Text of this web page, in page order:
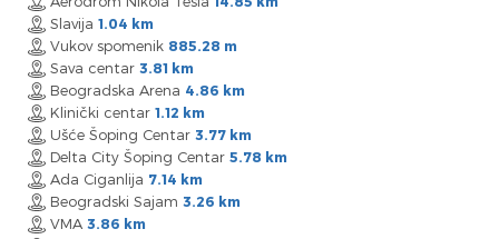
Slavija 1.04 km
Vukov spomenik 885.28 m
Sava centar 3.81 km
Beogradska Arena 4.86 km
Klinički centar 1.12 km
Ušće Šoping Centar 3.77 km
Delta City Šoping Centar 5.78 km
Ada Ciganlija 7.14 km
Beogradski Sajam 3.26 km
VMA 3.86 km